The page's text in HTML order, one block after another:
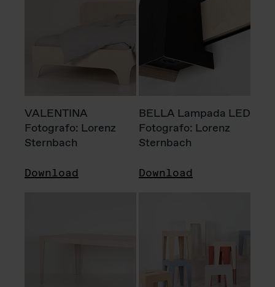
VALENTINA
Fotografo: Lorenz
Sternbach
Download
BELLA Lampada LED
Fotografo: Lorenz
Sternbach
Download